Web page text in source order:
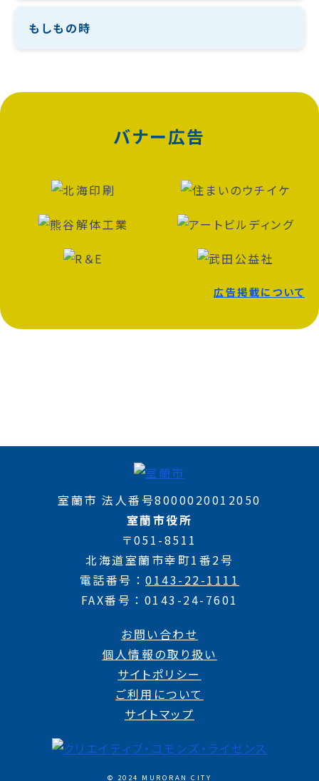
もしもの時
バナー広告
広告掲載について
室蘭市 法人番号8000020012050
室蘭市役所
〒051-8511
北海道室蘭市幸町1番2号
電話番号
0143-22-1111
FAX番号
0143-24-7601
お問い合わせ
個人情報の取り扱い
サイトポリシー
ご利用について
サイトマップ
© 2024 MURORAN CITY